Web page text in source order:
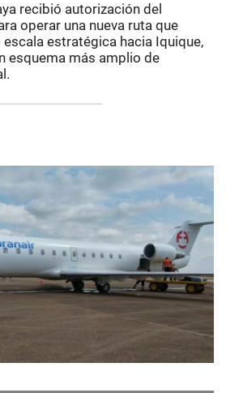
recibió autorización del
operar una nueva ruta que
estratégica hacia Iquique,
esquema más amplio de